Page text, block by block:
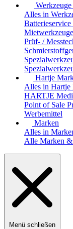
Alles in
Batterieservice
Prüf- /
Hartje
Alles in Hartje
HARTJE
Point of Sale
Werbemittel
Marken
Alles in
Alle Marken
Menü schließen